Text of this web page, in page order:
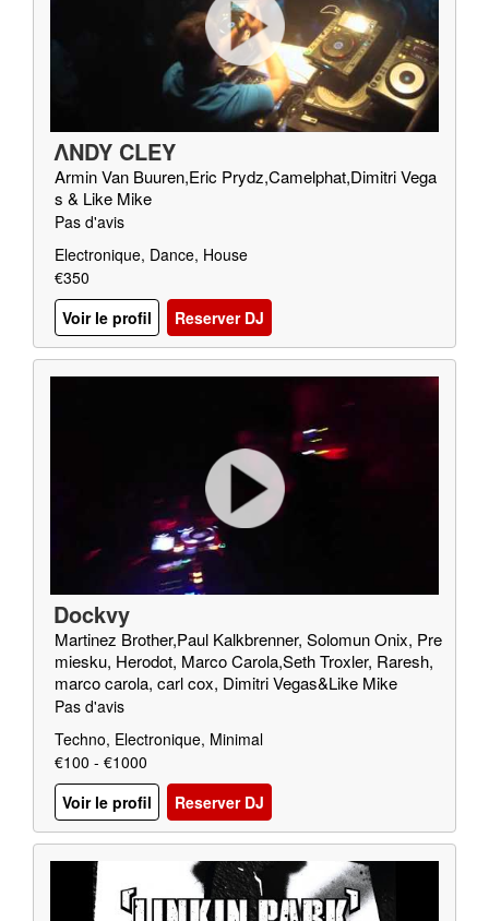
ΛNDY CLEY
Armin Van Buuren,Eric Prydz,Camelphat,Dimitri Vega
s & Like Mike
Pas d'avis
Electronique, Dance, House
€350
Voir le profil
Reserver DJ
Dockvy
Martinez Brother,Paul Kalkbrenner, Solomun Onix, Pre
miesku, Herodot, Marco Carola,Seth Troxler, Raresh,
marco carola, carl cox, Dimitri Vegas&Like Mike
Pas d'avis
Techno, Electronique, Minimal
€100 - €1000
Voir le profil
Reserver DJ